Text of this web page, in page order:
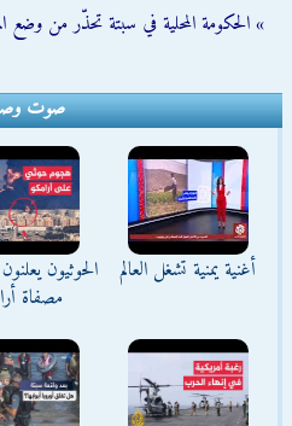
» الحكومة المحلية في سبتة تحذّر من وضع
صوت
أغنية يمنية تشغل العالم
الحوثيون
مصفاة